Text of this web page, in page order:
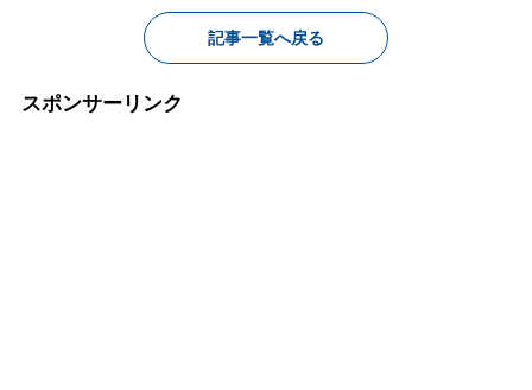
記事一覧へ戻る
スポンサーリンク